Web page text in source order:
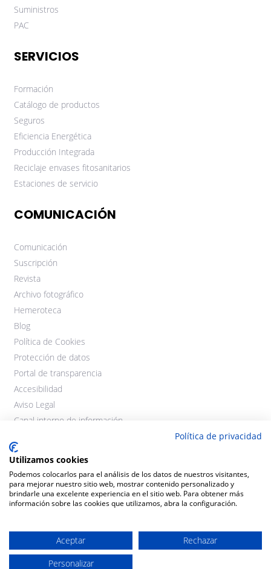
Suministros
PAC
SERVICIOS
Formación
Catálogo de productos
Seguros
Eficiencia Energética
Producción Integrada
Reciclaje envases fitosanitarios
Estaciones de servicio
COMUNICACIÓN
Comunicación
Suscripción
Revista
Archivo fotográfico
Hemeroteca
Blog
Política de Cookies
Protección de datos
Portal de transparencia
Accesibilidad
Aviso Legal
Canal interno de información
Diseño y desarrollo:THEGECO
Política de privacidad
Utilizamos cookies
Podemos colocarlos para el análisis de los datos de nuestros visitantes,
para mejorar nuestro sitio web, mostrar contenido personalizado y
brindarle una excelente experiencia en el sitio web. Para obtener más
información sobre las cookies que utilizamos, abra la configuración.
Aceptar
Rechazar
Personalizar